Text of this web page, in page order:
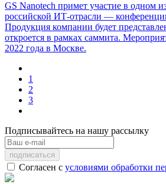
GS Nanotech примет участие в одном
российской ИТ-отрасли —
Продукция компании будет
откроется в рамках саммита.
2022 года в Москве.
1
2
3
Подписывайтесь на нашу рассылку
Согласен с условиями обработки